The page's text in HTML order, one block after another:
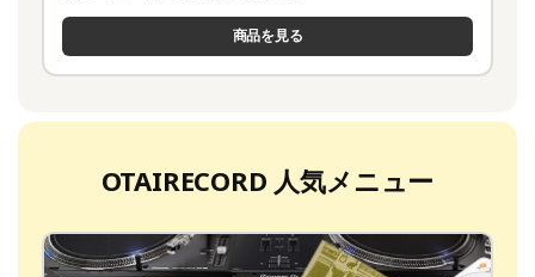
商品を見る
OTAIRECORD 人気メニュー